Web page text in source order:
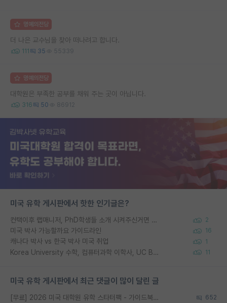
명예의전당
더 나은 교수님을 찾아 떠나려고 합니다.
111 35 55339
명예의전당
대학원은 부족한 공부를 채워 주는 곳이 아닙니다.
316 50 86912
미국 유학 게시판에서 핫한 인기글은?
컨택이후 랩매니저, PhD학생들 소개 시켜주신거면 거의 컨펌에 가깝나요? 2
미국 박사 가능할까요 가이드라인 16
캐나다 박사 vs 한국 박사 미국 취업 1
Korea University 수학, 컴퓨터과학 이학사, UC Berkeley 산업공학 대학원 공학박사가 되는 것은 쉽지 않겠죠? 11
미국 유학 게시판에서 최근 댓글이 많이 달린 글
[무료] 2026 미국 대학원 유학 스타터팩 - 가이드북 & 합격자 컨택메일 템플릿 652